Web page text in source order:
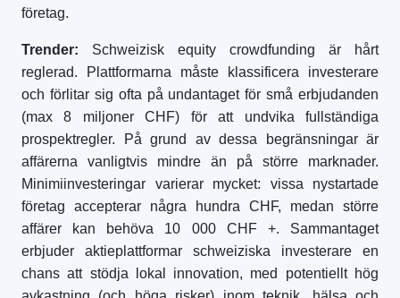
företag.
Trender: Schweizisk equity crowdfunding är hårt
reglerad. Plattformarna måste klassificera investerare
och förlitar sig ofta på undantaget för små erbjudanden
(max 8 miljoner CHF) för att undvika fullständiga
prospektregler. På grund av dessa begränsningar är
affärerna vanligtvis mindre än på större marknader.
Minimiinvesteringar varierar mycket: vissa nystartade
företag accepterar några hundra CHF, medan större
affärer kan behöva 10 000 CHF +. Sammantaget
erbjuder aktieplattformar schweiziska investerare en
chans att stödja lokal innovation, med potentiellt hög